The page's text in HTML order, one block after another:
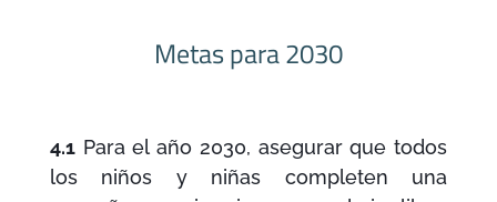
Metas para 2030
4.1Para el año 2030, asegurar que todos
los niños y niñas completen una